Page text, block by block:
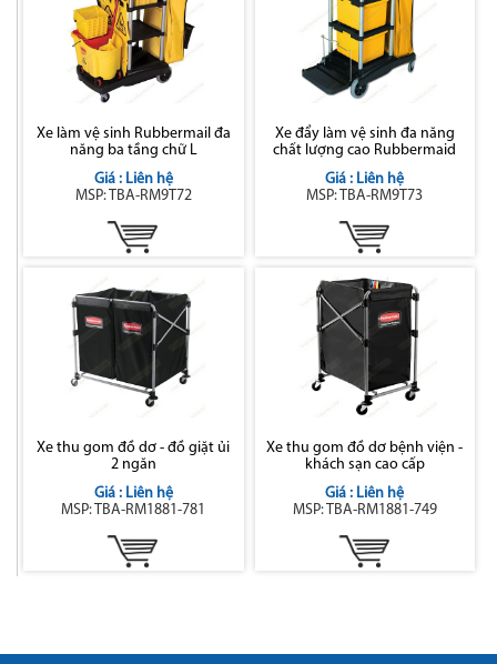
Xe làm vệ sinh Rubbermail đa
năng ba tầng chữ L
Giá : Liên hệ
MSP: TBA-RM9T72
Xe đẩy làm vệ sinh đa năng
chất lượng cao Rubbermaid
Giá : Liên hệ
MSP: TBA-RM9T73
Xe thu gom đồ dơ - đồ giặt ủi
2 ngăn
Giá : Liên hệ
MSP: TBA-RM1881-781
Xe thu gom đồ dơ bệnh viện -
khách sạn cao cấp
Giá : Liên hệ
MSP: TBA-RM1881-749